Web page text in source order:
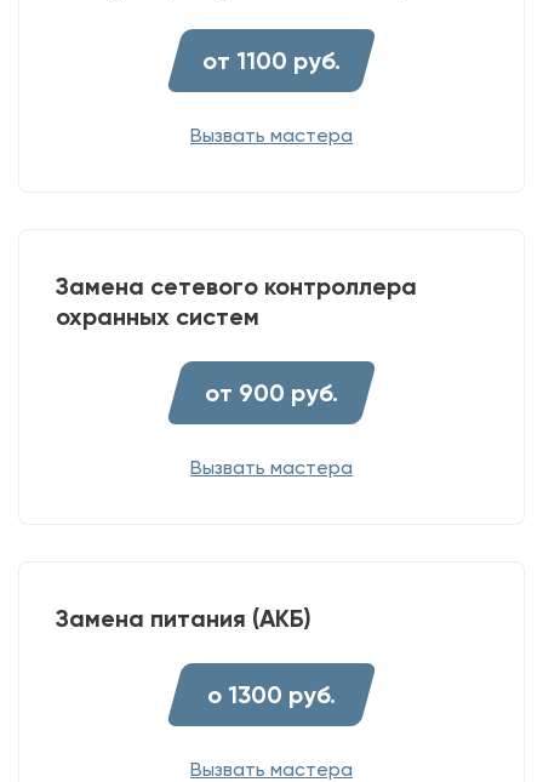
от 1100 руб.
Вызвать мастера
Замена сетевого контроллера
охранных систем
от 900 руб.
Вызвать мастера
Замена питания (АКБ)
о 1300 руб.
Вызвать мастера